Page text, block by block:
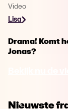
Video
Lisa
Drama! Komt
Jonas?
Nieuwste